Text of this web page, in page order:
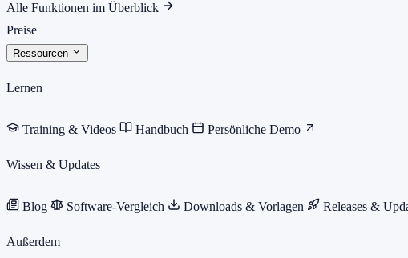
Alle Funktionen im Überblick
Preise
Ressourcen
Lernen
Training & Videos Handbuch Persönliche Demo
Wissen & Updates
Blog Software-Vergleich Downloads & Vorlagen Releases &
Außerdem